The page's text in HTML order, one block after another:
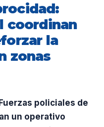
coordinan
la
zonas
policiales de
un operativo